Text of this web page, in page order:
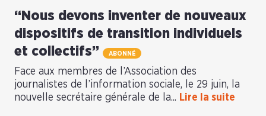
“Nous devons inventer de nouveaux
dispositifs de transition individuels
et collectifs”
ABONNÉ
Face aux membres de l’Association des
journalistes de l’information sociale, le 29 juin, la
nouvelle secrétaire générale de la... Lire la suite